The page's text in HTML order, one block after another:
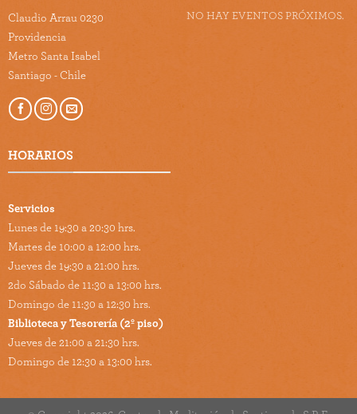
Claudio Arrau 0230
Providencia
Metro Santa Isabel
Santiago - Chile
HORARIOS
Servicios
Lunes de 19:30 a 20:30 hrs.
Martes de 10:00 a 12:00 hrs.
Jueves de 19:30 a 21:00 hrs.
2do Sábado de 11:30 a 13:00 hrs.
Domingo de 11:30 a 12:30 hrs.
Biblioteca y Tesorería (2º piso)
Jueves de 21:00 a 21:30 hrs.
Domingo de 12:30 a 13:00 hrs.
NO HAY EVENTOS PRÓXIMOS.